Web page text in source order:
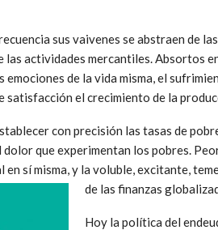
sus vaivenes se abstraen de
las actividades mercantiles. Absortos
emociones de la vida misma, el
satisfacción el crecimiento de la
con precisión las tasas de
que experimentan los pobres.
en sí misma, y la voluble, excitante,
de las finanzas
Hoy la política del